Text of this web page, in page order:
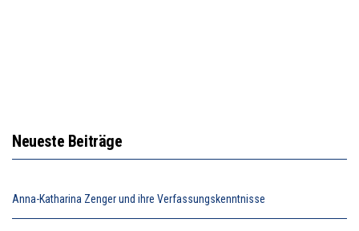
Neueste Beiträge
Anna-Katharina Zenger und ihre Verfassungskenntnisse